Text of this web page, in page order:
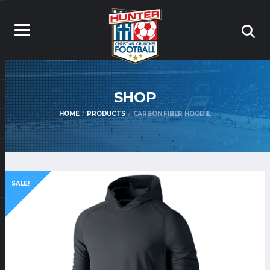
SHOP
HOME PRODUCTS CARBON FIBER HOODIE
SALE!